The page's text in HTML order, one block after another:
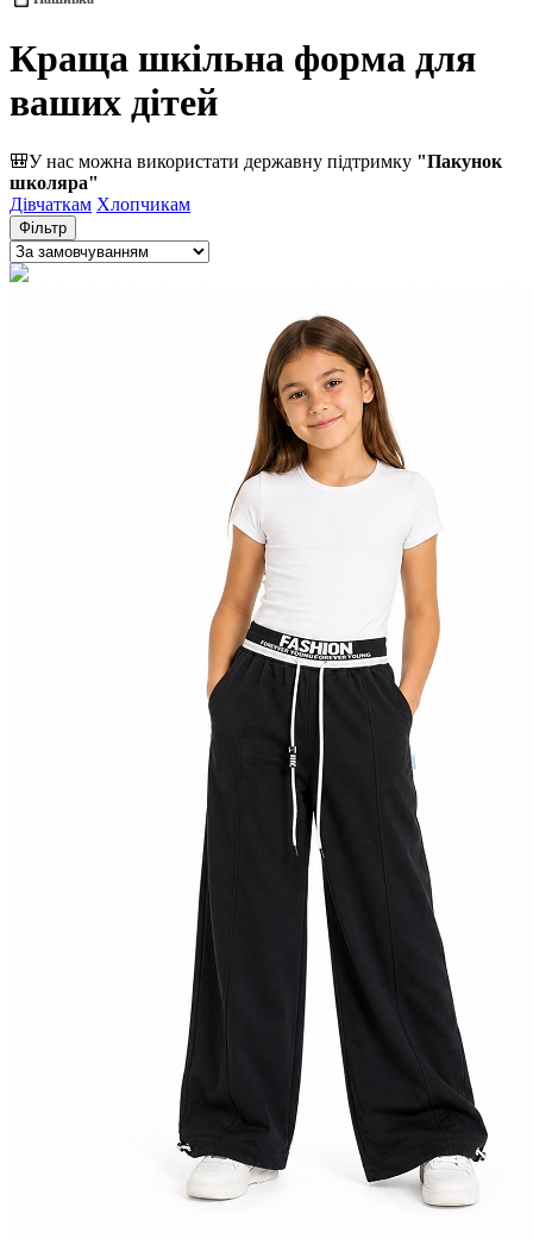
Краща шкільна форма для
ваших дітей
🎒У нас можна використати державну підтримку "Пакунок
школяра"
Дівчаткам Хлопчикам
Фільтр